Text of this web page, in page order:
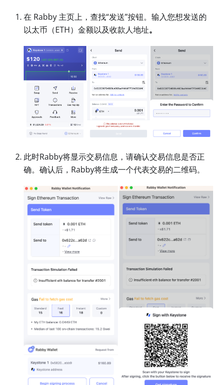
在 Rabby 主页上，查找“发送”按钮。输入您想发送的
以太币（ETH）金额以及收款人地址。
此时Rabby将显示交易信息，请确认交易信息是否正
确。确认后，Rabby将生成一个代表交易的二维码。